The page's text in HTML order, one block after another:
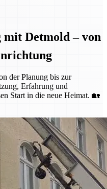
mit Detmold – von
der Planung bis zur
Erfahrung und
Start in die neue Heimat. 🏡